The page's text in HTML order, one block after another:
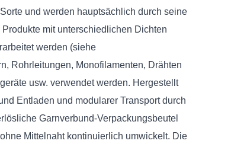
und werden hauptsächlich durch seine
mit unterschiedlichen Dichten
werden (siehe
Rohrleitungen, Monofilamenten, Drähten
usw. verwendet werden. Hergestellt
Entladen und modularer Transport durch
Garnverbund-Verpackungsbeutel
Mittelnaht kontinuierlich umwickelt. Die